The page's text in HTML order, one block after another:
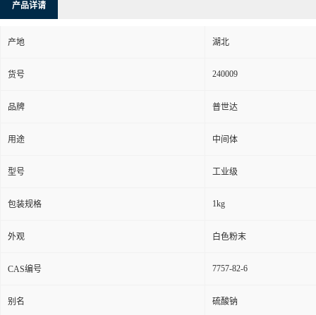
产品详请
产地 湖北
货号 240009
品牌 普世达
用途 中间体
型号 工业级
包装规格 1kg
外观 白色粉末
CAS编号 7757-82-6
别名 硫酸钠